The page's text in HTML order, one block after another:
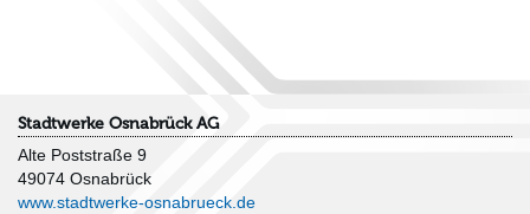
Stadtwerke Osnabrück AG
Alte Poststraße 9
49074 Osnabrück
www.stadtwerke-osnabrueck.de